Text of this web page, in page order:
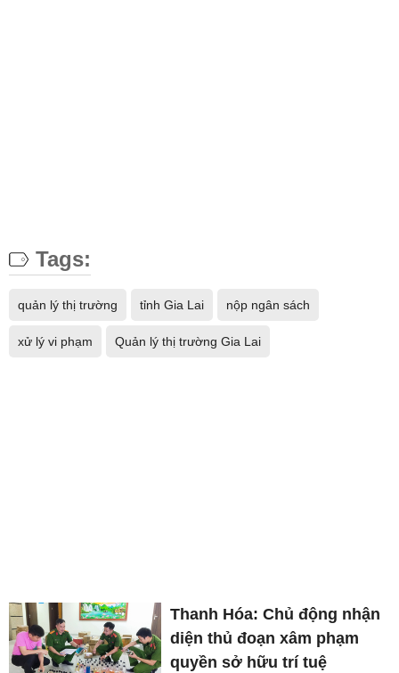
Tags:
quản lý thị trường tỉnh Gia Lai nộp ngân sách
xử lý vi phạm Quản lý thị trường Gia Lai
Thanh Hóa: Chủ động nhận
diện thủ đoạn xâm phạm
quyền sở hữu trí tuệ